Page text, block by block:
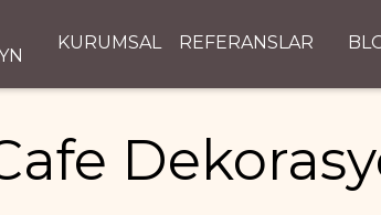
KURUMSAL REFERANSLAR